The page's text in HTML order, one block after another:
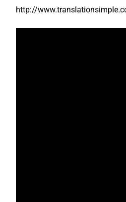
http://